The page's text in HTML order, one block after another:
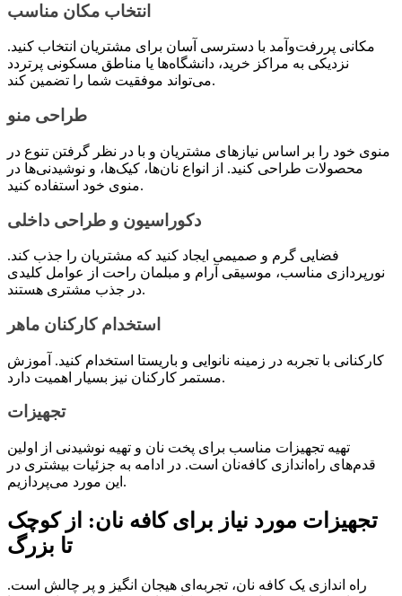
انتخاب مکان مناسب
مکانی پررفت‌وآمد با دسترسی آسان برای مشتریان انتخاب کنید.
نزدیکی به مراکز خرید، دانشگاه‌ها یا مناطق مسکونی پرتردد
می‌تواند موفقیت شما را تضمین کند.
طراحی منو
منوی خود را بر اساس نیازهای مشتریان و با در نظر گرفتن تنوع در
محصولات طراحی کنید. از انواع نان‌ها، کیک‌ها، و نوشیدنی‌ها در
منوی خود استفاده کنید.
دکوراسیون و طراحی داخلی
فضایی گرم و صمیمی ایجاد کنید که مشتریان را جذب کند.
نورپردازی مناسب، موسیقی آرام و مبلمان راحت از عوامل کلیدی
در جذب مشتری هستند.
استخدام کارکنان ماهر
کارکنانی با تجربه در زمینه نانوایی و باریستا استخدام کنید. آموزش
مستمر کارکنان نیز بسیار اهمیت دارد.
تجهیزات
تهیه تجهیزات مناسب برای پخت نان و تهیه نوشیدنی از اولین
قدم‌های راه‌اندازی کافه‌نان است. در ادامه به جزئیات بیشتری در
این مورد می‌پردازیم.
تجهیزات مورد نیاز برای کافه نان: از کوچک
تا بزرگ
راه اندازی یک کافه نان، تجربه‌ای هیجان انگیز و پر چالش است.